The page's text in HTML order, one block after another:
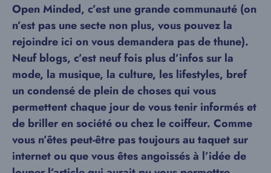
Open Minded, c’est une grande communauté (on
n’est pas une secte non plus, vous pouvez la
rejoindre ici on vous demandera pas de thune).
Neuf blogs, c’est neuf fois plus d’infos sur la
mode, la musique, la culture, les lifestyles, bref
un condensé de plein de choses qui vous
permettent chaque jour de vous tenir informés et
de briller en société ou chez le coiffeur. Comme
vous n’êtes peut-être pas toujours au taquet sur
internet ou que vous êtes angoissés à l’idée de